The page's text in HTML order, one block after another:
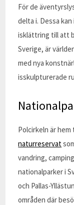
För de
delta i. Dessa
isklättring till att
Sverige, är
med nya
isskulpturerade
Polcirkeln är
naturreservat
vandring,
nationalparker i
och Pallas-
områden där